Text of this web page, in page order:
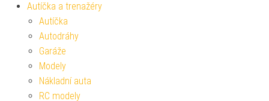
Autíčka a trenažéry
Autíčka
Autodráhy
Garáže
Modely
Nákladní auta
RC modely